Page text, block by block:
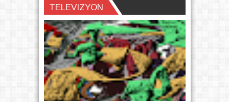
TELEVIZYON
İbrahim Fırat